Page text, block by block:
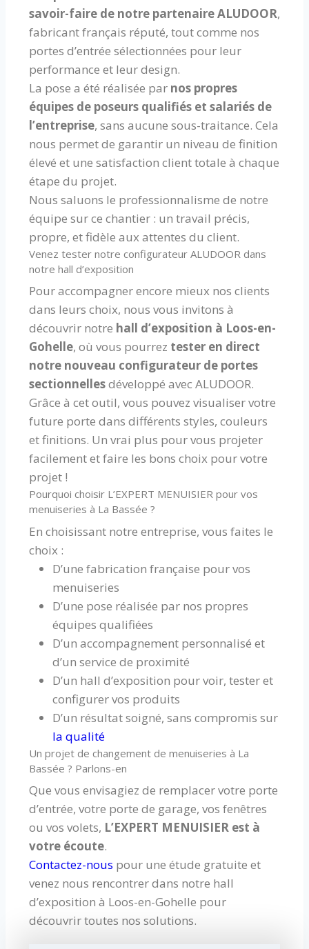
savoir-faire de notre partenaire ALUDOOR,
fabricant français réputé, tout comme nos
portes d’entrée sélectionnées pour leur
performance et leur design.
La pose a été réalisée par nos propres
équipes de poseurs qualifiés et salariés de
l’entreprise, sans aucune sous-traitance. Cela
nous permet de garantir un niveau de finition
élevé et une satisfaction client totale à chaque
étape du projet.
Nous saluons le professionnalisme de notre
équipe sur ce chantier : un travail précis,
propre, et fidèle aux attentes du client.
Venez tester notre configurateur ALUDOOR dans
notre hall d’exposition
Pour accompagner encore mieux nos clients
dans leurs choix, nous vous invitons à
découvrir notre hall d’exposition à Loos-en-
Gohelle, où vous pourrez tester en direct
notre nouveau configurateur de portes
sectionnellesdéveloppé avec ALUDOOR.
Grâce à cet outil, vous pouvez visualiser votre
future porte dans différents styles, couleurs
et finitions. Un vrai plus pour vous projeter
facilement et faire les bons choix pour votre
projet !
Pourquoi choisir L’EXPERT MENUISIER pour vos
menuiseries à La Bassée ?
En choisissant notre entreprise, vous faites le
choix :
D’une fabrication française pour vos
menuiseries
D’une pose réalisée par nos propres
équipes qualifiées
D’un accompagnement personnalisé et
d’un service de proximité
D’un hall d’exposition pour voir, tester et
configurer vos produits
D’un résultat soigné, sans compromis sur
la qualité
Un projet de changement de menuiseries à La
Bassée ? Parlons-en
Que vous envisagiez de remplacer votre porte
d’entrée, votre porte de garage, vos fenêtres
ou vos volets, L’EXPERT MENUISIER est à
votre écoute.
Contactez-nous pour une étude gratuite et
venez nous rencontrer dans notre hall
d’exposition à Loos-en-Gohelle pour
découvrir toutes nos solutions.